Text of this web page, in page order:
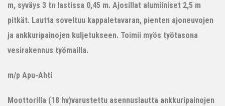
m, syväys 3 tn lastissa 0,45 m. Ajosillat alumiiniset 2,5 m
pitkät. Lautta soveltuu kappaletavaran, pienten ajoneuvojen
ja ankkuripainojen kuljetukseen. Toimii myös työtasona
vesirakennus työmailla.
m/p Apu-Ahti
Moottorilla (18 hv)varustettu asennuslautta ankkuripainojen